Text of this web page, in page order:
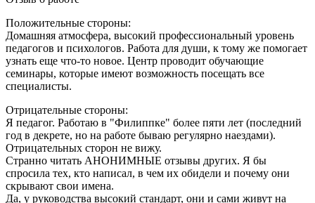
Положительные стороны:
Домашняя атмосфера, высокий профессиональный уровень
педагогов и психологов. Работа для души, к тому же помогает
узнать еще что-то новое. Центр проводит обучающие
семинары, которые имеют возможность посещать все
специалисты.
Отрицательные стороны:
Я педагог. Работаю в "Филиппке" более пяти лет (последний
год в декрете, но на работе бываю регулярно наездами).
Отрицательных сторон не вижу.
Странно читать АНОНИМНЫЕ отзывы других. Я бы
спросила тех, кто написал, в чем их обидели и почему они
скрывают свои имена.
Да, у руководства высокий стандарт, они и сами живут на